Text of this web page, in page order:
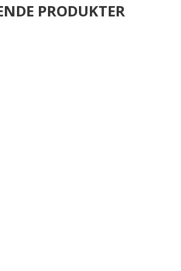
PRODUKTER